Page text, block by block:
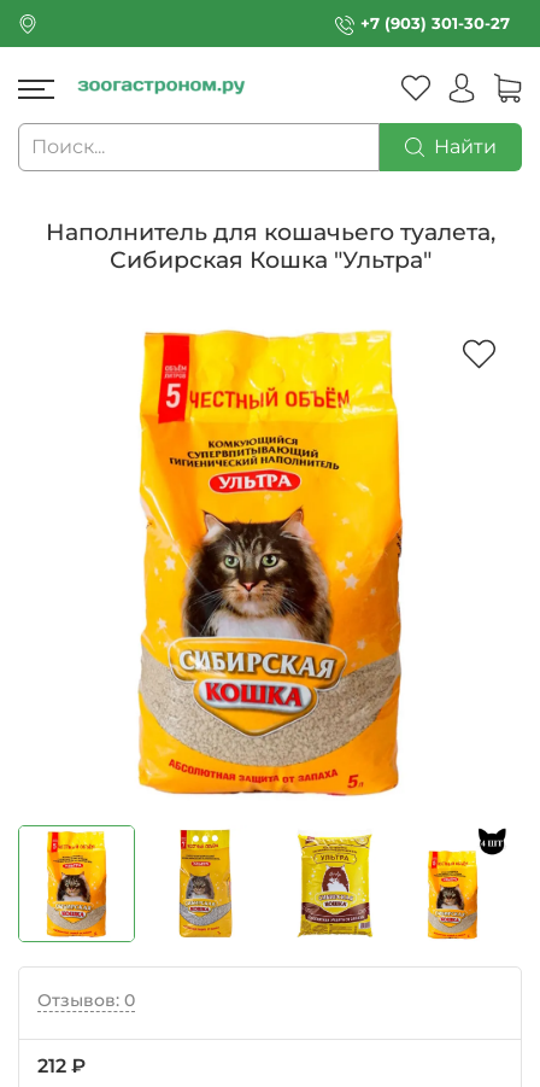
+7 (903) 301-30-27
Найти
Наполнитель для кошачьего туалета,
Сибирская Кошка "Ультра"
Отзывов: 0
212 ₽